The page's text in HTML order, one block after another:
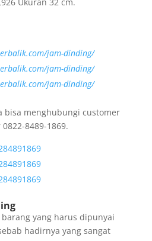
jam-dinding/
jam-dinding/
jam-dinding/
bisa menghubungi customer
8489-1869.
yang harus dipunyai
hadirnya yang sangat